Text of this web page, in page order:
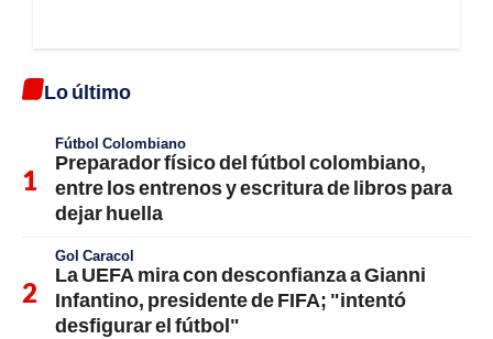
Lo último
Fútbol Colombiano
Preparador físico del fútbol colombiano,
entre los entrenos y escritura de libros para
dejar huella
Gol Caracol
La UEFA mira con desconfianza a Gianni
Infantino, presidente de FIFA; "intentó
desfigurar el fútbol"